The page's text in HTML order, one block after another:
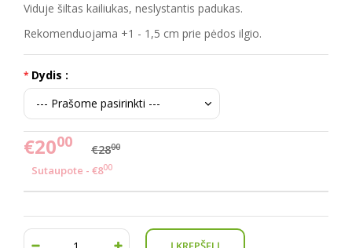
Viduje šiltas kailiukas, neslystantis padukas.
Rekomenduojama +1 - 1,5 cm prie pėdos ilgio.
Dydis :
€2000 €2800
Sutaupote - €800